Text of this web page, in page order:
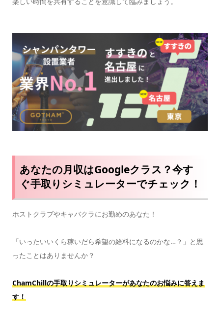
あなたの月収はGoogleクラス？今す
ぐ手取りシミュレーターでチェック！
ホストクラブやキャバクラにお勤めのあなた！
「いったいいくら稼いだら希望の給料になるのかな…？」と思
ったことはありませんか？
ChamChillの手取りシミュレーターがあなたのお悩みに答えま
す！